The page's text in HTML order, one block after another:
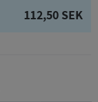
112,50 SEK